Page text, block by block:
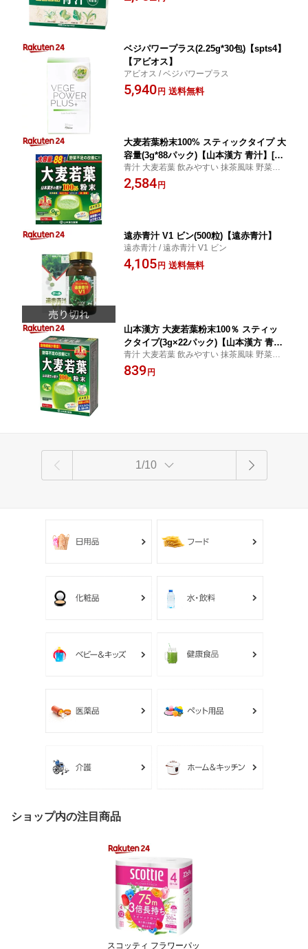
ベジパワープラス(2.25g*30包)【spts4】
【アビオス】
アビオス / ベジパワープラス
5,940 円 送料無料
大麦若葉粉末100% スティックタイプ 大
容量(3g*88パック)【山本漢方 青汁】[青
汁 大麦若葉 飲みやすい 抹茶風味 野菜
不足]
青汁 大麦若葉 飲みやすい 抹茶風味 野菜不
足 / 山本漢方 青汁 / 大麦若葉粉末100% ステ
ィックタイプ 大容量
2,584 円
遠赤青汁 V1 ビン(500粒)【遠赤青汁】
遠赤青汁 / 遠赤青汁 V1 ビン
4,105 円 送料無料
山本漢方 大麦若葉粉末100％ スティッ
クタイプ(3g×22パック)【山本漢方 青
汁】[青汁 大麦若葉 飲みやすい 抹茶風
味 野菜不足]
青汁 大麦若葉 飲みやすい 抹茶風味 野菜不
足 / 山本漢方 青汁 / 山本漢方 大麦若葉粉末1
00％ スティックタイプ
839 円
1/10
ショップ内の注目商品
スコッティ フラワーパッ